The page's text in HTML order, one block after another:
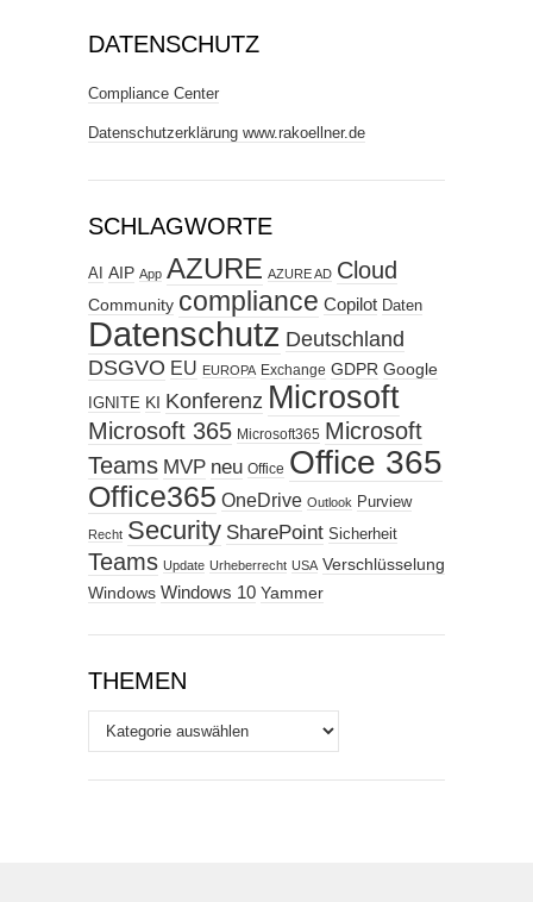
DATENSCHUTZ
Compliance Center
Datenschutzerklärung www.rakoellner.de
SCHLAGWORTE
AI AIP App AZURE AZURE AD Cloud
Community compliance Copilot Daten
Datenschutz Deutschland
DSGVO EU EUROPA Exchange GDPR Google
IGNITE KI Konferenz Microsoft
Microsoft 365 Microsoft365 Microsoft
Teams MVP neu Office Office 365
Office365 OneDrive Outlook Purview
Recht Security SharePoint Sicherheit
Teams Update Urheberrecht USA Verschlüsselung
Windows Windows 10 Yammer
THEMEN
Themen